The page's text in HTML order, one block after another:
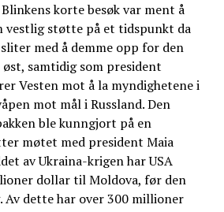
korte besøk var ment å
vestlig støtte på et tidspunkt da
med å demme opp for den
samtidig som president
Vesten mot å la myndighetene i
mot mål i Russland. Den
ble kunngjort på en
møtet med president Maia
av Ukraina-krigen har USA
dollar til Moldova, før den
Av dette har over 300 millioner